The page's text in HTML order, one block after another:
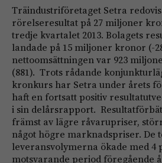
Träindustriföretaget Setra
rörelseresultat på 27 miljoner
tredje kvartalet 2013. Bolagets
landade på 15 miljoner kronor (-
nettoomsättningen var 923
(881). Trots rådande
kronkurs har Setra under årets
haft en fortsatt positiv
i sin delårsrapport.
främst av lägre råvarupriser,
något högre marknadspriser. De
leveransvolymerna ökade med
motsvarande period föregående